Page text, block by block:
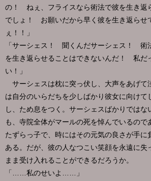
の！ ねぇ、フライスなら術法で彼を生き返
でしょ！ お願いだから早く彼を生き返ら
ぇ！！」
「サーシェス！ 聞くんだサーシェス！ 術
を生き返らせることはできないんだ！ 私だ
い！」
サーシェスは枕に突っ伏し、大声をあげて
は自分のいらだちを少しばかり彼女に向けて
し、ため息をつく。サーシェスばかりではな
も、寺院全体がマールの死を悼んでいるので
たずらっ子で、時にはその元気の良さが手に
ある。だが、彼の人なつこい笑顔を永遠に失
まま受け入れることができるだろうか。
「……私のせいよ……」